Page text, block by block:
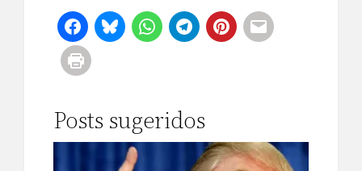
Posts sugeridos